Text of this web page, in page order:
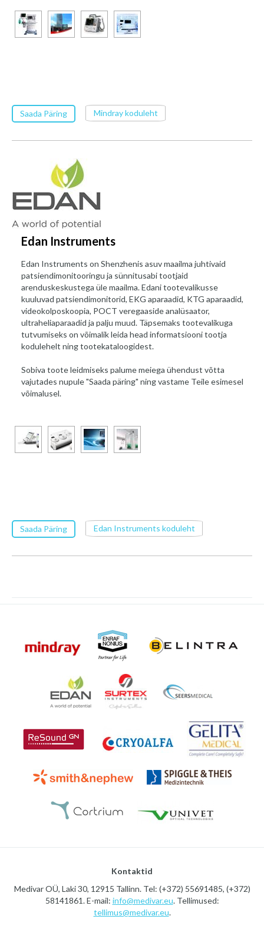
Saada Päring Mindray koduleht
Edan Instruments
Edan Instruments on Shenzhenis asuv maailma juhtivaid
patsiendimonitooringu ja sünnitusabi tootjaid
arenduskeskustega üle maailma. Edani tootevalikusse
kuuluvad patsiendimonitorid, EKG aparaadid, KTG aparaadid,
videokolposkoopia, POCT veregaaside analüsaator,
ultraheliaparaadid ja palju muud. Täpsemaks tootevalikuga
tutvumiseks on võimalik leida head informatsiooni tootja
kodulehelt ning tootekataloogidest.
Sobiva toote leidmiseks palume meiega ühendust võtta
vajutades nupule "Saada päring" ning vastame Teile esimesel
võimalusel.
Saada Päring Edan Instruments koduleht
Kontaktid
Medivar OÜ, Laki 30, 12915 Tallinn. Tel: (+372) 55691485, (+372)
58141861. E-mail: info@medivar.eu. Tellimused:
tellimus@medivar.eu.